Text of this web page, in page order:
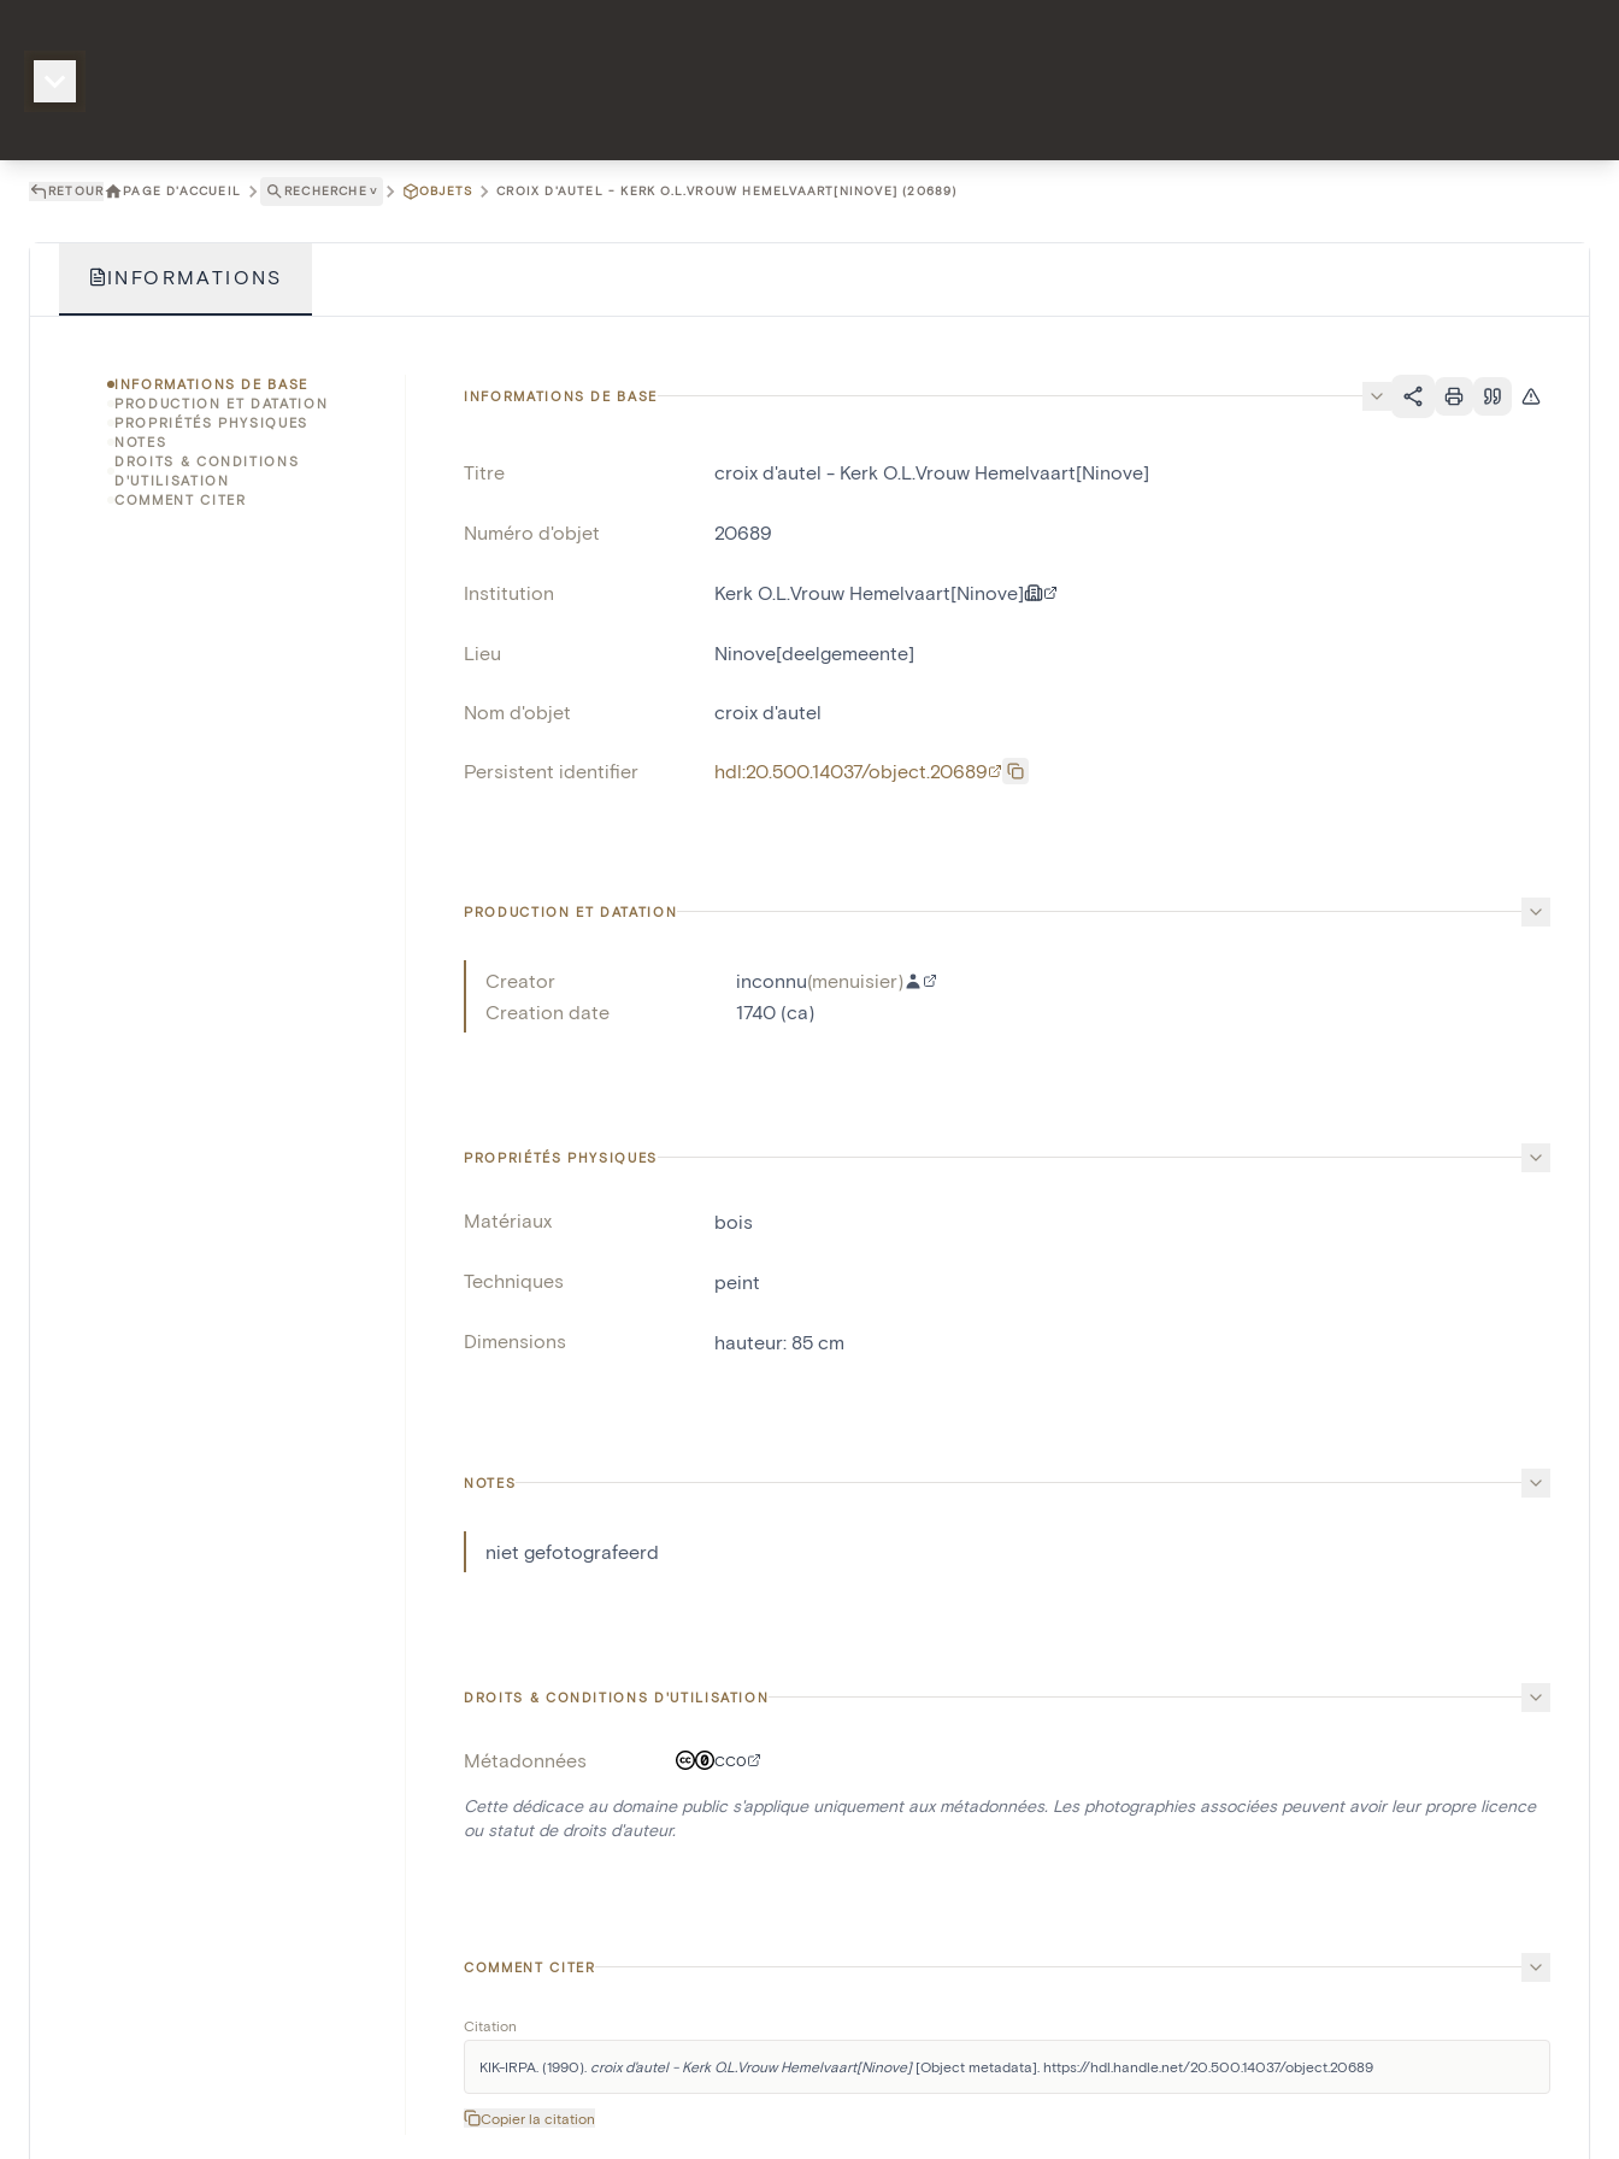
RETOUR PAGE D'ACCUEIL RECHERCHE ˅ OBJETS CROIX D'AUTEL - KERK O.L.VROUW HEMELVAART[NINOVE] (20689)
INFORMATIONS
INFORMATIONS DE BASE
PRODUCTION ET DATATION
PROPRIÉTÉS PHYSIQUES
NOTES
DROITS & CONDITIONS
D'UTILISATION
COMMENT CITER
INFORMATIONS DE BASE
Titre croix d'autel - Kerk O.L.Vrouw Hemelvaart[Ninove]
Numéro d'objet 20689
Institution Kerk O.L.Vrouw Hemelvaart[Ninove]
Lieu Ninove[deelgemeente]
Nom d'objet croix d'autel
Persistent identifier hdl:20.500.14037/object.20689
PRODUCTION ET DATATION
Creator inconnu(menuisier)
Creation date
1740 (ca)
PROPRIÉTÉS PHYSIQUES
Matériaux bois
Techniques peint
Dimensions hauteur: 85 cm
NOTES
niet gefotografeerd
DROITS & CONDITIONS D'UTILISATION
Métadonnées CC0
Cette dédicace au domaine public s'applique uniquement aux métadonnées. Les photographies associées peuvent avoir leur propre licence
ou statut de droits d'auteur.
COMMENT CITER
Citation
KIK-IRPA. (1990). croix d'autel - Kerk O.L.Vrouw Hemelvaart[Ninove] [Object metadata]. https://hdl.handle.net/20.500.14037/object.20689
Copier la citation